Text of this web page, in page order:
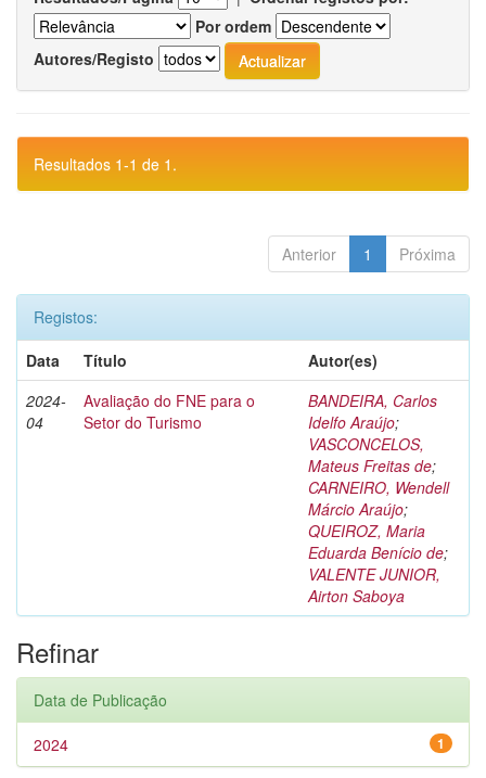
Por ordem
Autores/Registo
Resultados 1-1 de 1.
Anterior 1 Próxima
Registos:
Data
Título
Autor(es)
2024-
04
Avaliação do FNE para o
Setor do Turismo
BANDEIRA, Carlos
Idelfo Araújo;
VASCONCELOS,
Mateus Freitas de;
CARNEIRO, Wendell
Márcio Araújo;
QUEIROZ, Maria
Eduarda Benício de;
VALENTE JUNIOR,
Airton Saboya
Refinar
Data de Publicação
1
2024